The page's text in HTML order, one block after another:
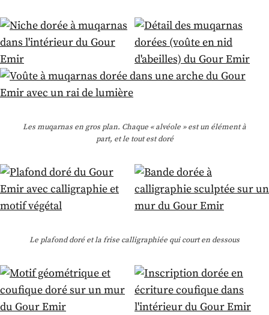
Les muqarnas en gros plan. Chaque « alvéole » est un élément à
part, et le tout est doré
Le plafond doré et la frise calligraphiée qui court en dessous